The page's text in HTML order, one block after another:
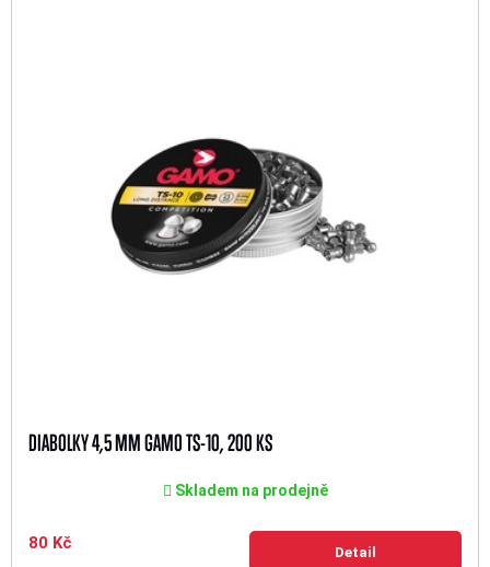
DIABOLKY 4,5 MM GAMO TS-10, 200 KS
Skladem na prodejně
80 Kč Detail